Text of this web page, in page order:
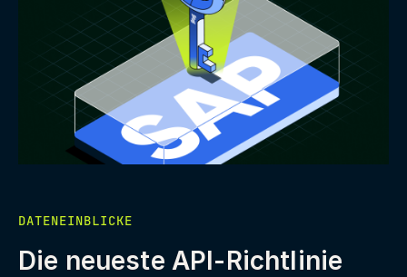
DATENEINBLICKE
Die neueste API-Richtlinie